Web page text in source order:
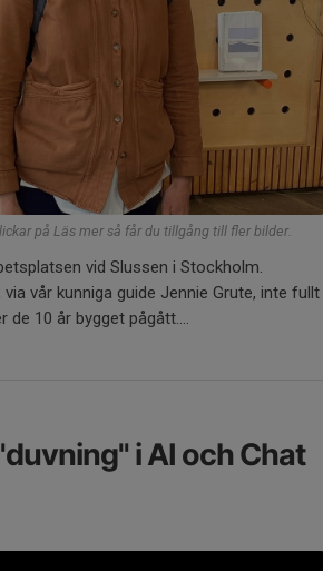
på Läs mer så får du tillgång till fler bilder.
vid Slussen i Stockholm.
vår kunniga guide Jennie Grute, inte fullt
10 år bygget pågått....
i AI och Chat